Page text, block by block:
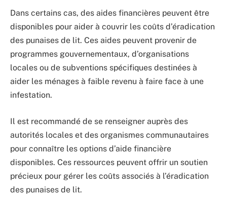
Dans certains cas, des aides financières peuvent être
disponibles pour aider à couvrir les coûts d’éradication
des punaises de lit. Ces aides peuvent provenir de
programmes gouvernementaux, d’organisations
locales ou de subventions spécifiques destinées à
aider les ménages à faible revenu à faire face à une
infestation.
Il est recommandé de se renseigner auprès des
autorités locales et des organismes communautaires
pour connaître les options d’aide financière
disponibles. Ces ressources peuvent offrir un soutien
précieux pour gérer les coûts associés à l’éradication
des punaises de lit.